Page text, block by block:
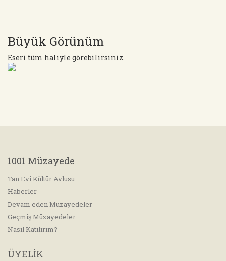
Büyük Görünüm
Eseri tüm haliyle görebilirsiniz.
1001 Müzayede
Tan Evi Kültür Avlusu
Haberler
Devam eden Müzayedeler
Geçmiş Müzayedeler
Nasıl Katılırım?
ÜYELİK